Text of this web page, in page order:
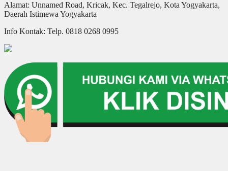
Alamat: Unnamed Road, Kricak, Kec. Tegalrejo, Kota Yogyakarta,
Daerah Istimewa Yogyakarta
Info Kontak: Telp. 0818 0268 0995